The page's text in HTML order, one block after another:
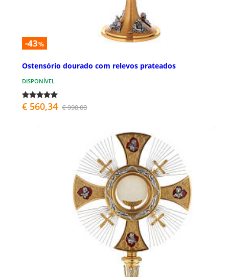
-43%
Ostensório dourado com relevos prateados
DISPONÍVEL
€ 560,34 € 990,00